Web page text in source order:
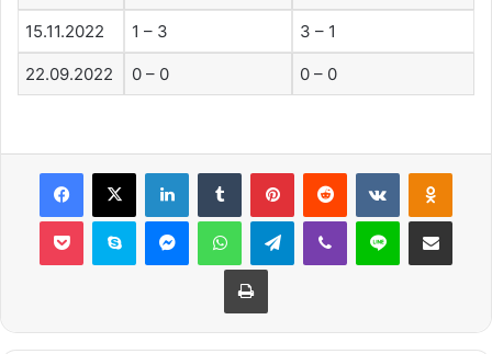
15.11.2022 1 – 3 3 – 1
22.09.2022 0 – 0 0 – 0
Facebook
X LinkedInTumblr PinterestReddit VKontakte
Pocket Skype MessengerWhatsAppTelegramViber Line E-Posta ile
Yazdır